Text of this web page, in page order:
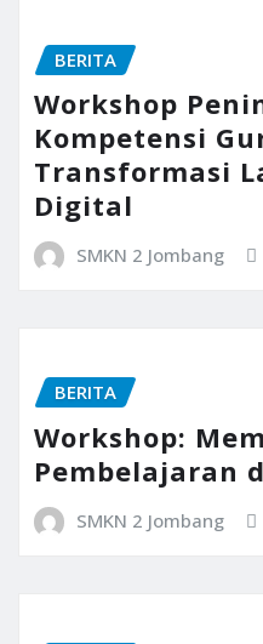
BERITA
Workshop
Kompetensi
Transformasi
Digital
SMKN 2 Jombang
BERITA
Workshop:
Pembelajaran
SMKN 2 Jombang